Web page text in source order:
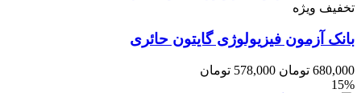
تخفیف ویژه
بانک آزمون فیزیولوژی گایتون حائری
680,000 تومان 578,000 تومان
15%